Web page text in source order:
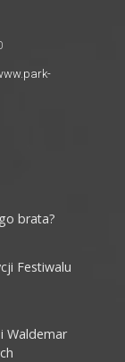
brata?
Festiwalu
Waldemar